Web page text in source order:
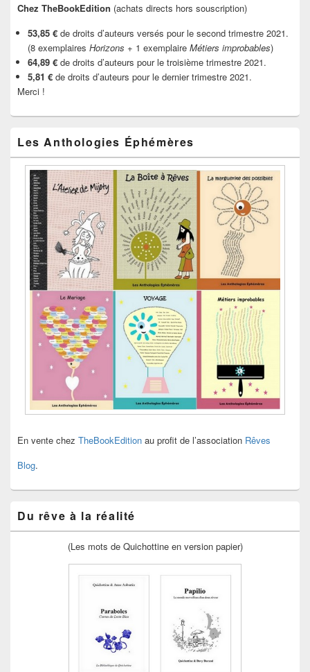
Chez TheBookEdition (achats directs hors souscription)
53,85 € de droits d’auteurs versés pour le second trimestre 2021.
(8 exemplaires Horizons + 1 exemplaire Métiers improbables)
64,89 € de droits d’auteurs pour le troisième trimestre 2021.
5,81 € de droits d’auteurs pour le dernier trimestre 2021.
Merci !
Les Anthologies Éphémères
En vente chez TheBookEdition au profit de l’association Rêves
Blog.
Du rêve à la réalité
(Les mots de Quichottine en version papier)